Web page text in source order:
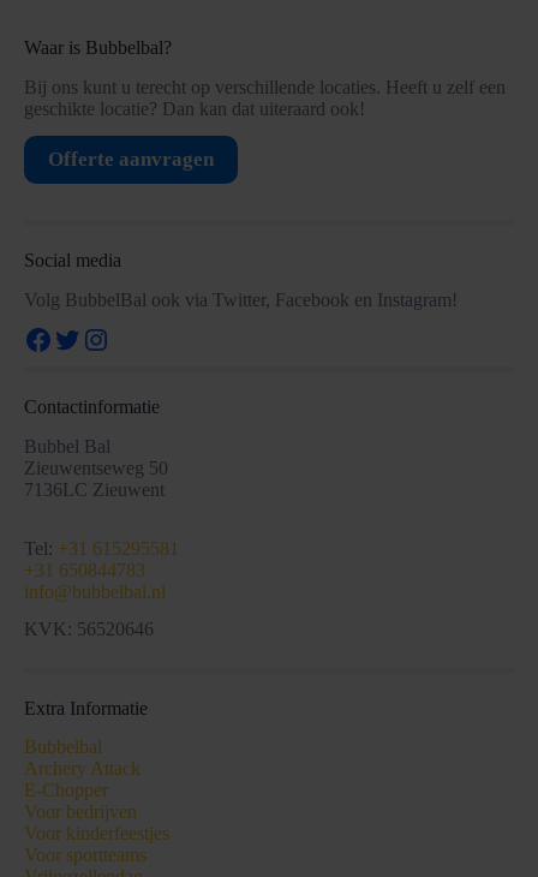
Waar is Bubbelbal?
Bij ons kunt u terecht op verschillende locaties. Heeft u zelf een
geschikte locatie? Dan kan dat uiteraard ook!
Offerte aanvragen
Social media
Volg BubbelBal ook via Twitter, Facebook en Instagram!
Facebook
Twitter
Instagram
Contactinformatie
Bubbel Bal
Zieuwentseweg 50
7136LC Zieuwent
Tel: +31 615295581
+31 650844783
info@bubbelbal.nl
KVK: 56520646
Extra Informatie
Bubbelbal
Archery Attack
E-Chopper
Voor bedrijven
Voor kinderfeestjes
Voor sportteams